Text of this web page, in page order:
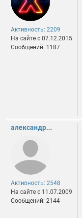
Активность: 2209
На сайте c 07.12.2015
Сообщений: 1187
александр...
Активность: 2548
На сайте c 11.07.2009
Сообщений: 2144